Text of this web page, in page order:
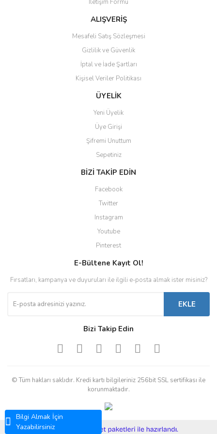
Bilgi Almak İçin
Yazabilirsiniz
Gönder
İletişim Formu
ALIŞVERİŞ
Mesafeli Satış Sözleşmesi
Gizlilik ve Güvenlik
İptal ve İade Şartları
Kişisel Veriler Politikası
ÜYELİK
Yeni Üyelik
Üye Girişi
Şifremi Unuttum
Sepetiniz
BİZİ TAKİP EDİN
Facebook
Twitter
Instagram
Youtube
Pinterest
E-Bültene Kayıt Ol!
Fırsatları, kampanya ve duyuruları ile ilgili e-posta almak ister misiniz?
EKLE
Bizi Takip Edin
© Tüm hakları saklıdır. Kredi kartı bilgileriniz 256bit SSL sertifikası ile
korunmaktadır.
e-